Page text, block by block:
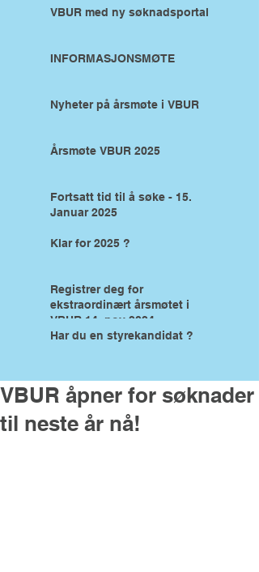
VBUR med ny søknadsportal
INFORMASJONSMØTE
Nyheter på årsmøte i VBUR
Årsmøte VBUR 2025
Fortsatt tid til å søke - 15.
Januar 2025
Klar for 2025 ?
Registrer deg for
ekstraordinært årsmøtet i
VBUR 14. nov 2024
Har du en styrekandidat ?
VBUR åpner for søknader
til neste år nå!